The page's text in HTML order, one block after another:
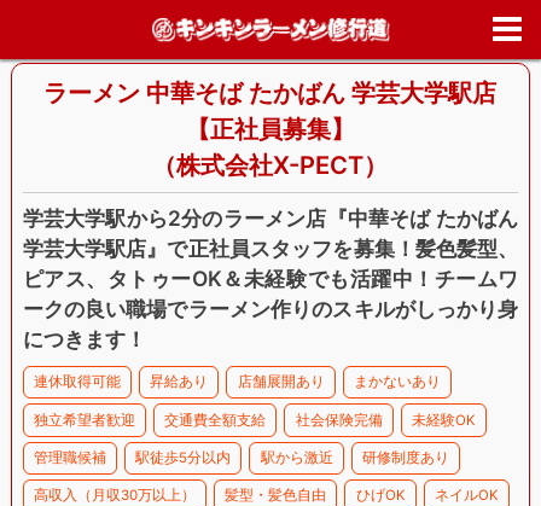
>東京都>目黒区>ラーメン 中華そば たかばん 学芸
大学駅店【正社員募集】
ラーメン 中華そば たかばん 学芸大学駅店
【正社員募集】
（株式会社X-PECT）
学芸大学駅から2分のラーメン店『中華そば たかばん
学芸大学駅店』で正社員スタッフを募集！髪色髪型、
ピアス、タトゥーOK＆未経験でも活躍中！チームワ
ークの良い職場でラーメン作りのスキルがしっかり身
につきます！
連休取得可能 昇給あり 店舗展開あり まかないあり
独立希望者歓迎 交通費全額支給 社会保険完備 未経験OK
管理職候補 駅徒歩5分以内 駅から激近 研修制度あり
高収入（月収30万以上） 髪型・髪色自由 ひげOK ネイルOK